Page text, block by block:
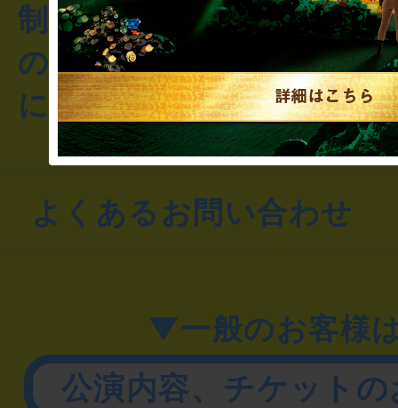
制作のご相談・コラボレ
のお客様からのご質問や
にお問い合わせください
よくあるお問い合わせ
▼一般のお客様
公演内容、チケット